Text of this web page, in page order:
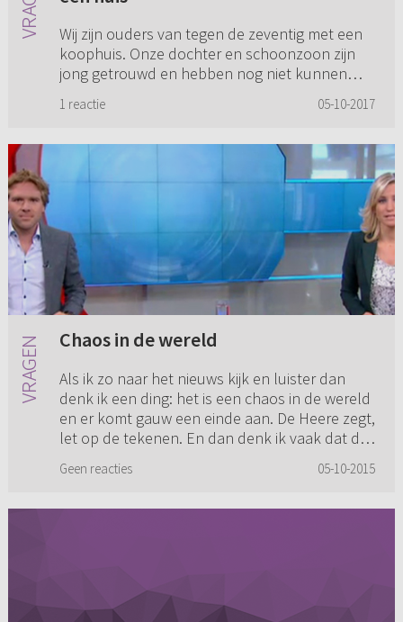
Wij zijn ouders van tegen de zeventig met een
koophuis. Onze dochter en schoonzoon zijn
jong getrouwd en hebben nog niet kunnen
kunnen hen helpen door ze 10.0...
1 reactie 05-10-2017
Chaos in de wereld
Als ik zo naar het nieuws kijk en luister dan
denk ik een ding: het is een chaos in de wereld
en er komt gauw een einde aan. De Heere zegt,
let op de tekenen. En dan denk ik vaak dat de
Geen reacties 05-10-2015